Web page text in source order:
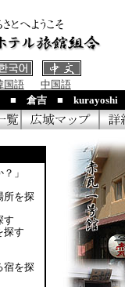
国語
中国語
■ 倉吉 ■
」
所を探
す
探す
宿を探